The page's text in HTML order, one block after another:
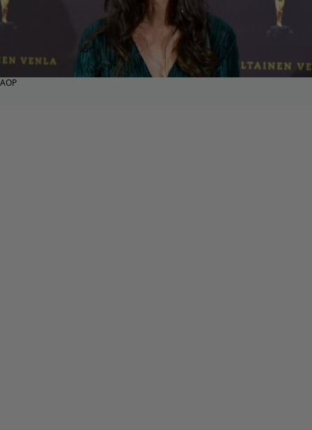
AOP